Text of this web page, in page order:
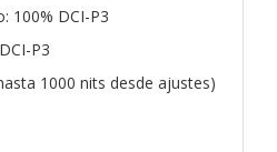
100% DCI-P3
P3
1000 nits desde ajustes)